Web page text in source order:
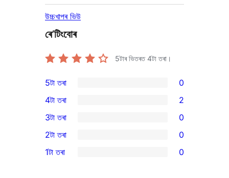
উচ্চখাপৰ ভিউ
ৰে’টিংবোৰ
5টাৰ ভিতৰত4টা তৰা।
0
5-
star
reviews
5টা তৰা 0
4-
star
reviews
4টা তৰা 2
0
3-
star
3টা তৰা 0
2-
2টা তৰা 0
1টা তৰা 0